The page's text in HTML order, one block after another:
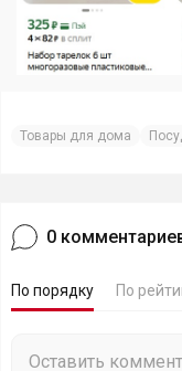
Товары для дома
0
По порядку По